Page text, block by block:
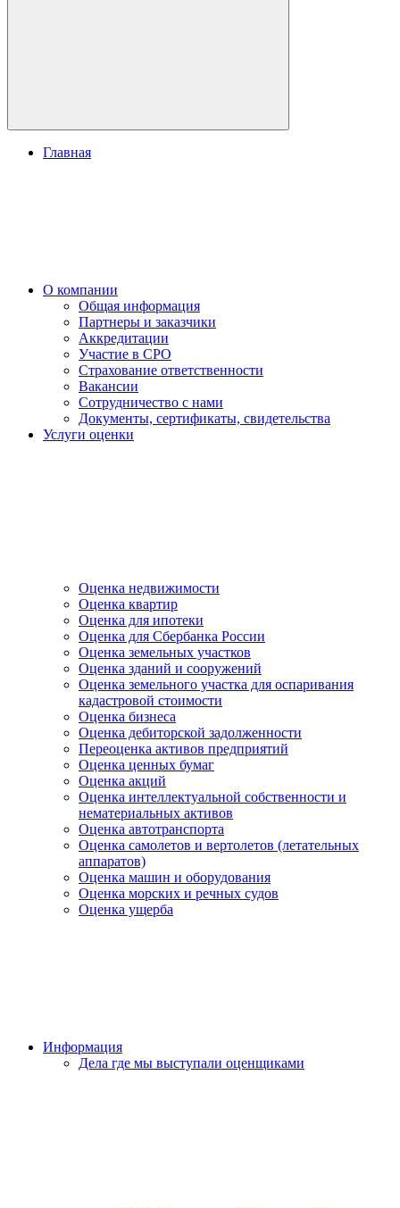
Главная
О компании
Общая информация
Партнеры и заказчики
Аккредитации
Участие в СРО
Страхование ответственности
Вакансии
Сотрудничество с нами
Документы, сертификаты, свидетельства
Услуги оценки
Оценка недвижимости
Оценка квартир
Оценка для ипотеки
Оценка для Сбербанка России
Оценка земельных участков
Оценка зданий и сооружений
Оценка земельного участка для оспаривания
кадастровой стоимости
Оценка бизнеса
Оценка дебиторской задолженности
Переоценка активов предприятий
Оценка ценных бумаг
Оценка акций
Оценка интеллектуальной собственности и
нематериальных активов
Оценка автотранспорта
Оценка самолетов и вертолетов (летательных
аппаратов)
Оценка машин и оборудования
Оценка морских и речных судов
Оценка ущерба
Информация
Дела где мы выступали оценщиками